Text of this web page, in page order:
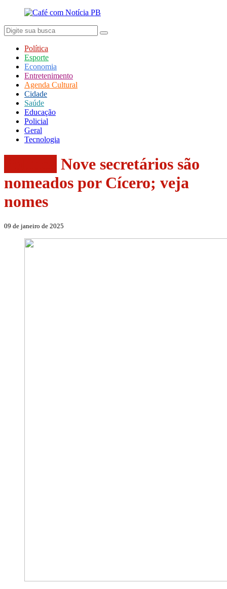
Política
Esporte
Economia
Entretenimento
Agenda Cultural
Cidade
Saúde
Educação
Policial
Geral
Tecnologia
Nove secretários são
nomeados por Cícero; veja
nomes
09 de janeiro de 2025